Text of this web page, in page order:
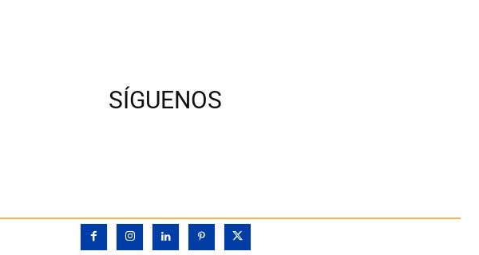
SÍGUENOS